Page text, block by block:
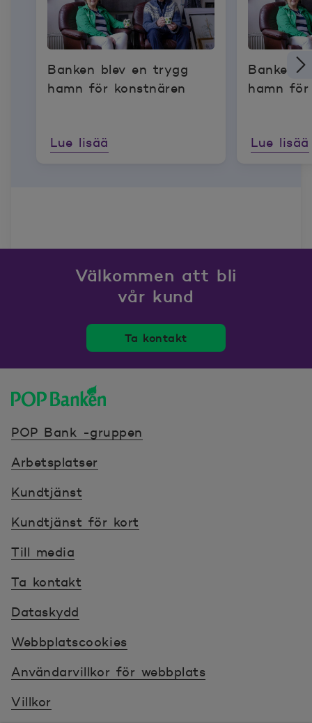
Banken blev en trygg
hamn för konstnären
Lue lisää
Banken
hamn för
Lue lisää
Välkommen att bli
vår kund
Ta kontakt
POP Bank -gruppen
Arbetsplatser
Kundtjänst
Kundtjänst för kort
Till media
Ta kontakt
Dataskydd
Webbplatscookies
Användarvillkor för webbplats
Villkor